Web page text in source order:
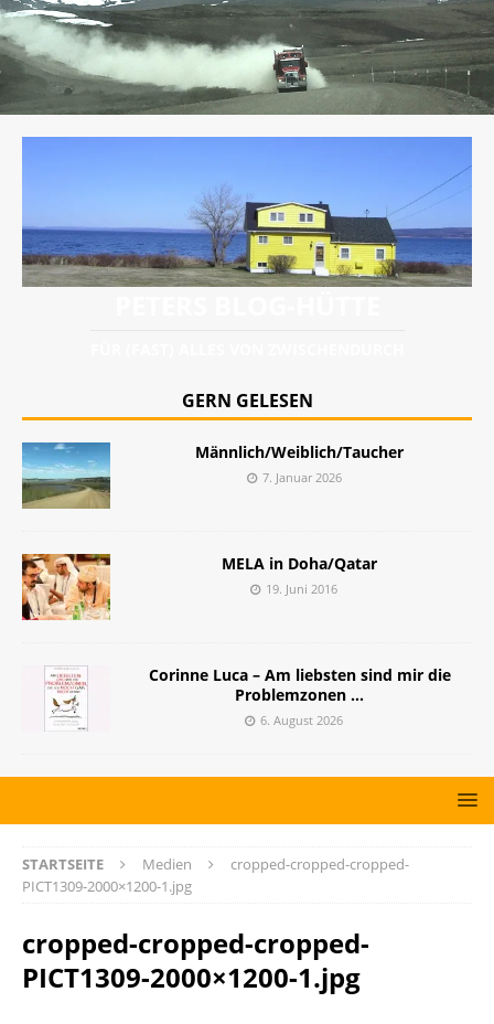
GERN GELESEN
Männlich/Weiblich/Taucher
7. Januar 2026
MELA in Doha/Qatar
19. Juni 2016
Corinne Luca – Am liebsten sind mir die
Problemzonen …
6. August 2026
STARTSEITE Medien
cropped-cropped-cropped-
PICT1309-2000×1200-1.jpg
cropped-cropped-cropped-
PICT1309-2000×1200-1.jpg